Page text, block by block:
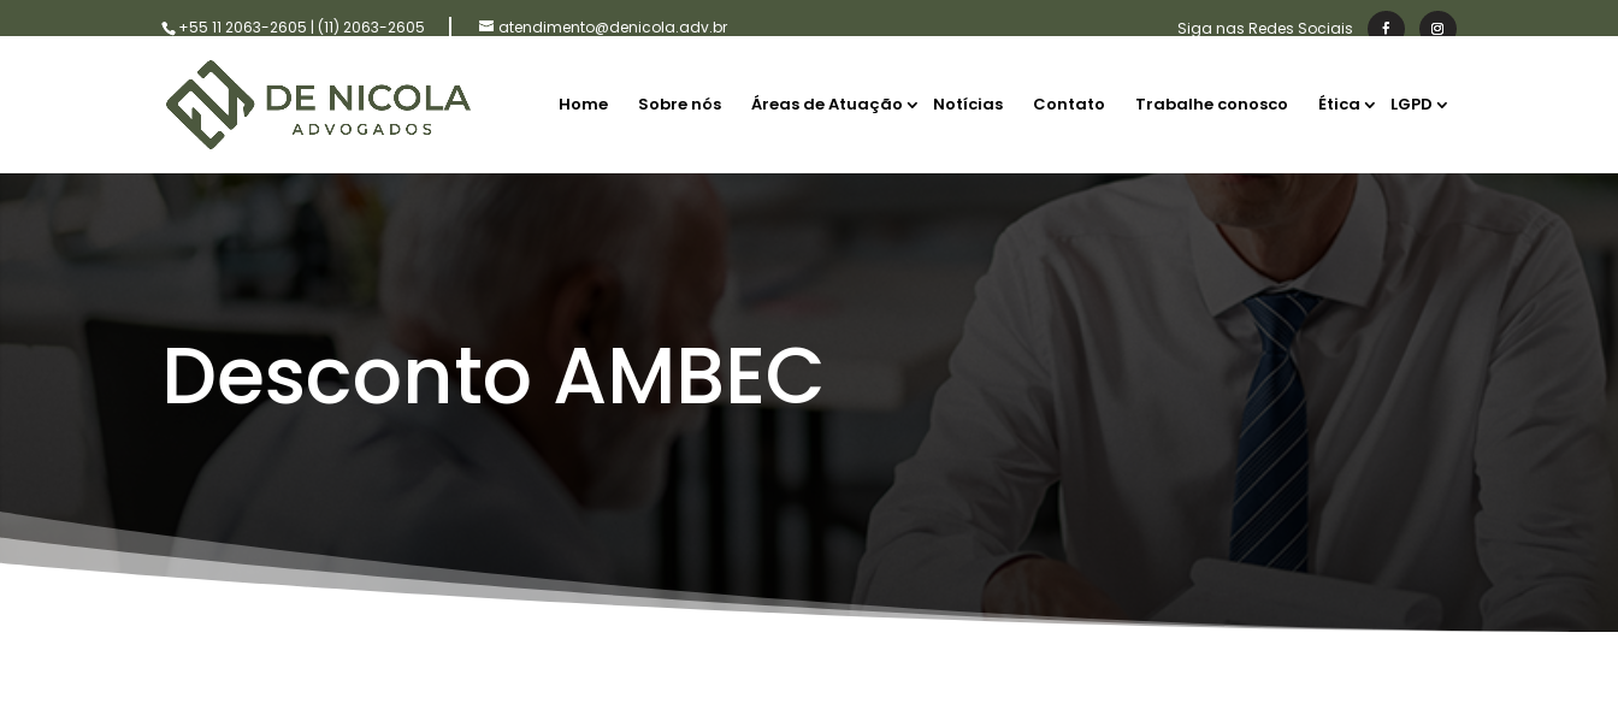
+55 11 2063-2605 | (11) 2063-2605 atendimento@denicola.adv.br
Home Sobre nós Áreas de Atuação Notícias Contato Trabalhe conosco Ética LGPD
Desconto AMBEC